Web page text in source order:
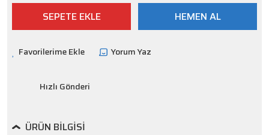
SEPETE EKLE HEMEN AL
Yorum Yaz
Hızlı Gönderi
ÜRÜN BILGISI